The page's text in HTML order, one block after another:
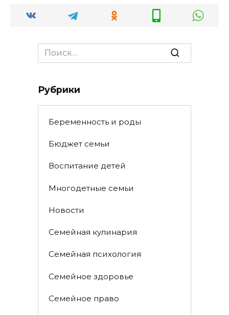
Search
for:
Рубрики
Беременность и роды
Бюджет семьи
Воспитание детей
Многодетные семьи
Новости
Семейная кулинария
Семейная психология
Семейное здоровье
Семейное право